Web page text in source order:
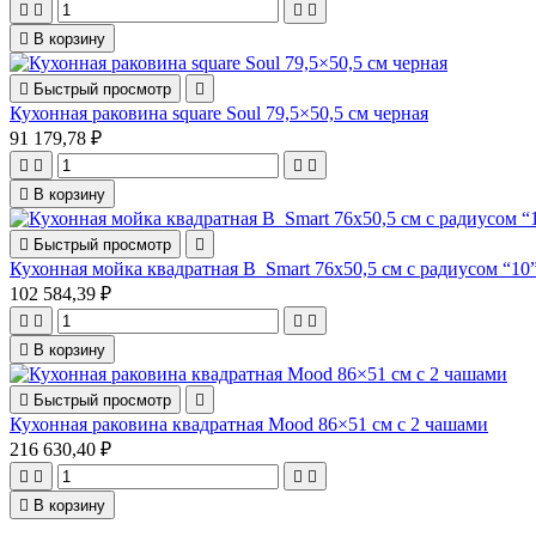
   
 В корзину
 Быстрый просмотр 
Кухонная раковина square Soul 79,5×50,5 см черная
91 179,78 ₽
   
 В корзину
 Быстрый просмотр 
Кухонная мойка квадратная B_Smart 76x50,5 см с радиусом
102 584,39 ₽
   
 В корзину
 Быстрый просмотр 
Кухонная раковина квадратная Mood 86×51 см с 2 чашами
216 630,40 ₽
   
 В корзину